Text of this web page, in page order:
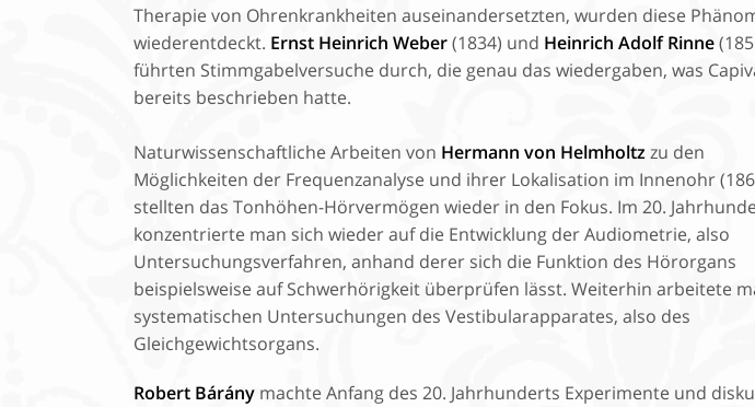
Therapie von Ohrenkrankheiten auseinandersetzten, wurden diese
wiederentdeckt. Ernst Heinrich Weber(1834) und Heinrich Adolf Rinne
führten Stimmgabelversuche durch, die genau das wiedergaben, was
bereits beschrieben hatte.
Naturwissenschaftliche Arbeiten von Hermann von Helmholtzzu den
Möglichkeiten der Frequenzanalyse und ihrer Lokalisation im Innenohr
stellten das Tonhöhen-Hörvermögen wieder in den Fokus. Im 20.
konzentrierte man sich wieder auf die Entwicklung der Audiometrie, also
Untersuchungsverfahren, anhand derer sich die Funktion des Hörorgans
beispielsweise auf Schwerhörigkeit überprüfen lässt. Weiterhin arbeitete
systematischen Untersuchungen des Vestibularapparates, also des
Gleichgewichtsorgans.
Robert Bárány machte Anfang des 20. Jahrhunderts Experimente und